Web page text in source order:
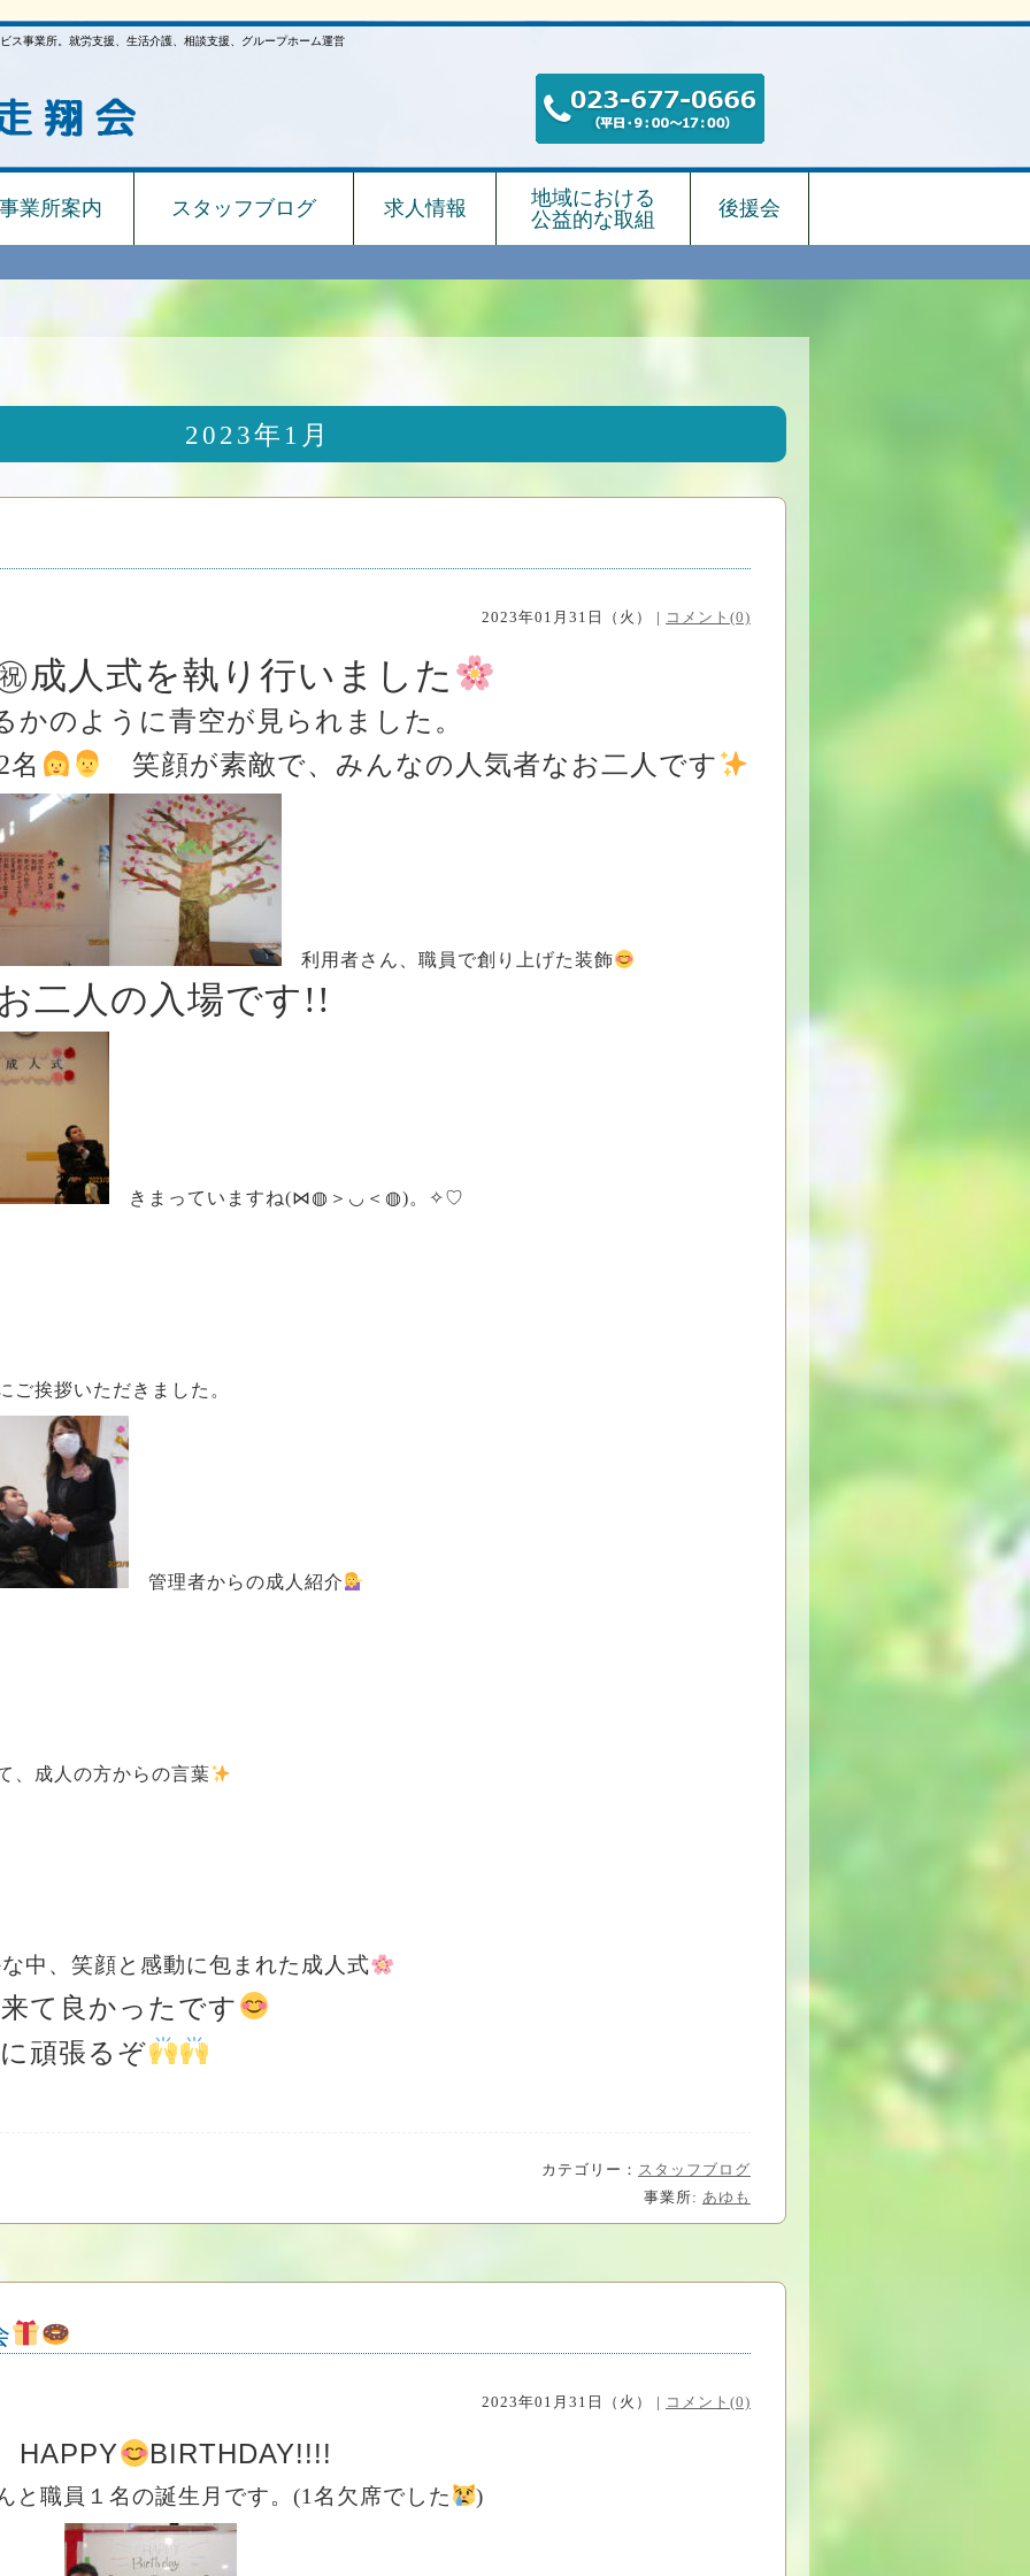
ス事業所。就労支援、生活介護、相談支援、グループホーム運営
業所案内 スタッフブログ 求人情報
地域における
公益的な取組
後援会
2023年1月
2023年01月31日（火） | コメント(0)
人式を執り行いました
かのように青空が見られました。
笑顔が素敵で、みんなの人気者なお二人です
利用者さん、職員で創り上げた装飾
二人の入場です!!
きまっていますね(⋈◍＞◡＜◍)。✧♡
ご挨拶いただきました。
管理者からの成人紹介
成人の方からの言葉
中、笑顔と感動に包まれた成人式
て良かったです
頑張るぞ
カテゴリー： スタッフブログ
事業所: あゆも
2023年01月31日（火） | コメント(0)
BIRTHDAY!!!!
と職員１名の誕生月です。(1名欠席でした )